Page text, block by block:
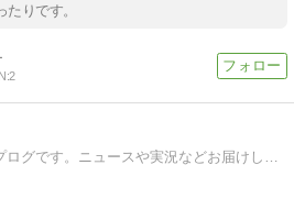
りです。
2
信州は主に2chまとめプログです。ニュースや実況などお届けします。信州の気になる記事もお届けします。